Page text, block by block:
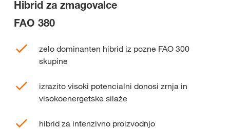
Hibrid za zmagovalce
FAO 380
zelo dominanten hibrid iz pozne FAO 300
skupine
izrazito visoki potencialni donosi zrnja in
visokoenergetske silaže
hibrid za intenzivno proizvodnjo